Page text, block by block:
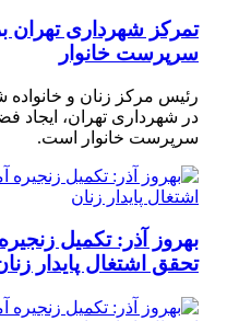
سرپرست خانوار
رئیس مرکز زنان و
در شهرداری تهران، ایجاد
سرپرست خانوار است.
بهروز آذر: تکمیل
تحقق اشتغال پایدار